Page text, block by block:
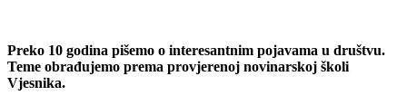
Preko 10 godina pišemo o interesantnim pojavama u društvu.
Teme obrađujemo prema provjerenoj novinarskoj školi
Vjesnika.